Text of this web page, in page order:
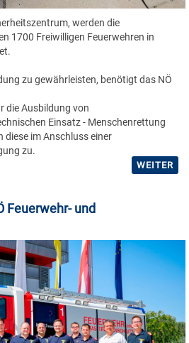
werden die
1700 Freiwilligen Feuerwehren in
zu gewährleisten, benötigt das NÖ
die Ausbildung von
Einsatz - Menschenrettung
diese im Anschluss einer
zu.
WEITER
Feuerwehr- und